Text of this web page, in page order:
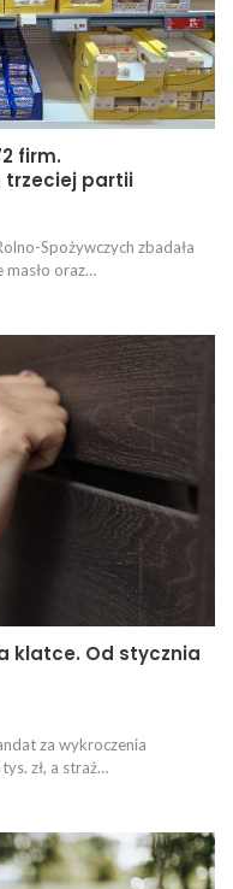
firm.
trzeciej partii
Spożywczych zbadała
masło oraz…
klatce. Od stycznia
za wykroczenia
zł, a straż…